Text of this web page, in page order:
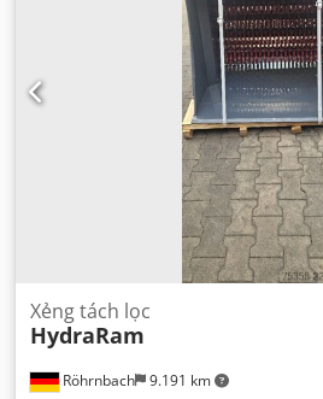
Röhrnbach 9.191 km
Xẻng tách lọc
HydraRam